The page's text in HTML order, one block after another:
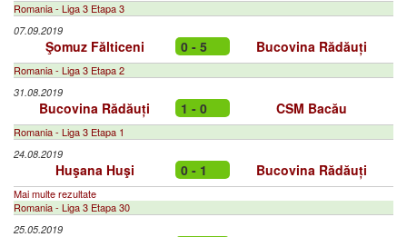
Romania - Liga 3 Etapa 3
07.09.2019
Şomuz Fălticeni 0 - 5 Bucovina Rădăuți
Romania - Liga 3 Etapa 2
31.08.2019
Bucovina Rădăuți 1 - 0 CSM Bacău
Romania - Liga 3 Etapa 1
24.08.2019
Huşana Huşi 0 - 1 Bucovina Rădăuți
Mai multe rezultate
Romania - Liga 3 Etapa 30
25.05.2019